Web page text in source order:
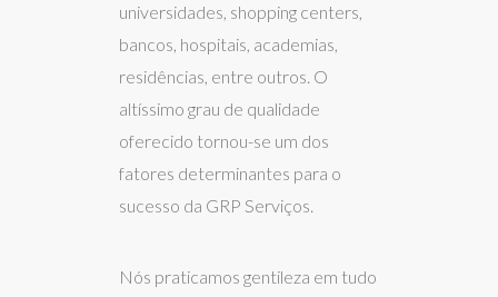
universidades, shopping centers,
bancos, hospitais, academias,
residências, entre outros. O
altíssimo grau de qualidade
oferecido tornou-se um dos
fatores determinantes para o
sucesso da GRP Serviços.
Nós praticamos gentileza em tudo